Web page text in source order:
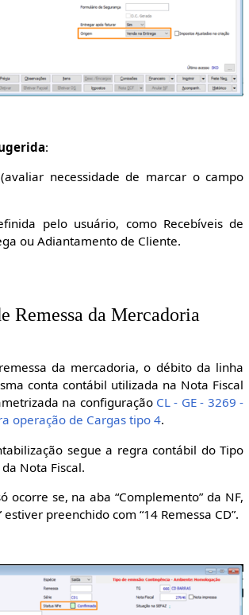
:
necessidade de marcar o campo
pelo usuário, como Recebíveis de
ou Adiantamento de Cliente.
Remessa da Mercadoria
da mercadoria, o débito da linha
conta contábil utilizada na Nota Fiscal
na configuração CL - GE - 3269 -
operação de Cargas tipo 4.
segue a regra contábil do Tipo
Nota Fiscal.
ocorre se, na aba “Complemento” da NF,
estiver preenchido com “14 Remessa CD”.